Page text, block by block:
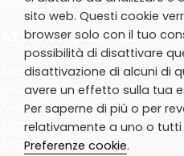
ATTIVITÀ E SERVIZI
Area Extrascuola
Area Inclusione
Area Animazione
Area Famiglie
Area Zerosei
sito web. Questi cookie
browser solo con il tuo
possibilità di disattivare
disattivazione di alcuni di
avere un effetto sulla tua
Per saperne di più o per
relativamente a uno o tutti
Preferenze cookie.